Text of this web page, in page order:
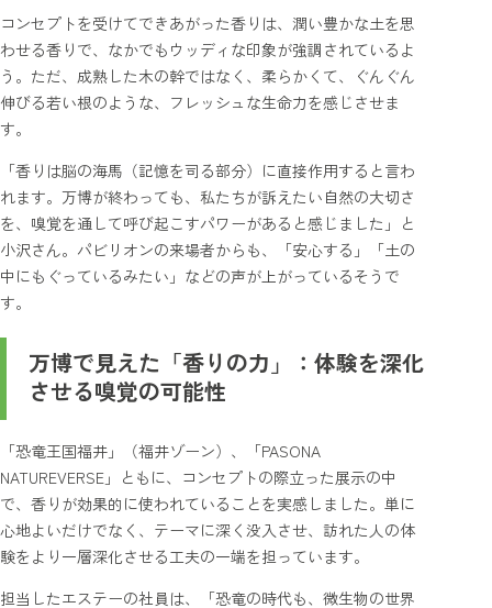
コンセプトを受けてできあがった香りは、潤い豊かな土を思
わせる香りで、なかでもウッディな印象が強調されているよ
う。ただ、成熟した木の幹ではなく、柔らかくて、ぐんぐん
伸びる若い根のような、フレッシュな生命力を感じさせま
す。
「香りは脳の海馬（記憶を司る部分）に直接作用すると言わ
れます。万博が終わっても、私たちが訴えたい自然の大切さ
を、嗅覚を通して呼び起こすパワーがあると感じました」と
小沢さん。パビリオンの来場者からも、「安心する」「土の
中にもぐっているみたい」などの声が上がっているそうで
す。
万博で見えた「香りの力」：体験を深化
させる嗅覚の可能性
「恐竜王国福井」（福井ゾーン）、「PASONA
NATUREVERSE」ともに、コンセプトの際立った展示の中
で、香りが効果的に使われていることを実感しました。単に
心地よいだけでなく、テーマに深く没入させ、訪れた人の体
験をより一層深化させる工夫の一端を担っています。
担当したエステーの社員は、「恐竜の時代も、微生物の世界